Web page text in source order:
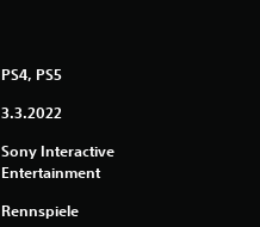
PS4, PS5
3.3.2022
Sony Interactive
Entertainment
Rennspiele